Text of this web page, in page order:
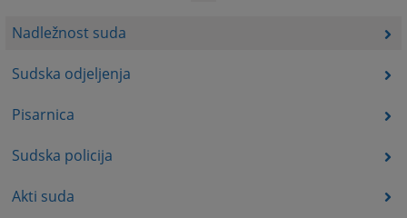
Nadležnost suda
Sudska odjeljenja
Pisarnica
Sudska policija
Akti suda